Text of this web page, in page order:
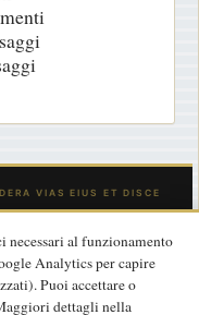
Tutti gli orari sonoUTC
necessari al funzionamento
Analytics per capire
Puoi accettare o
dettagli nella